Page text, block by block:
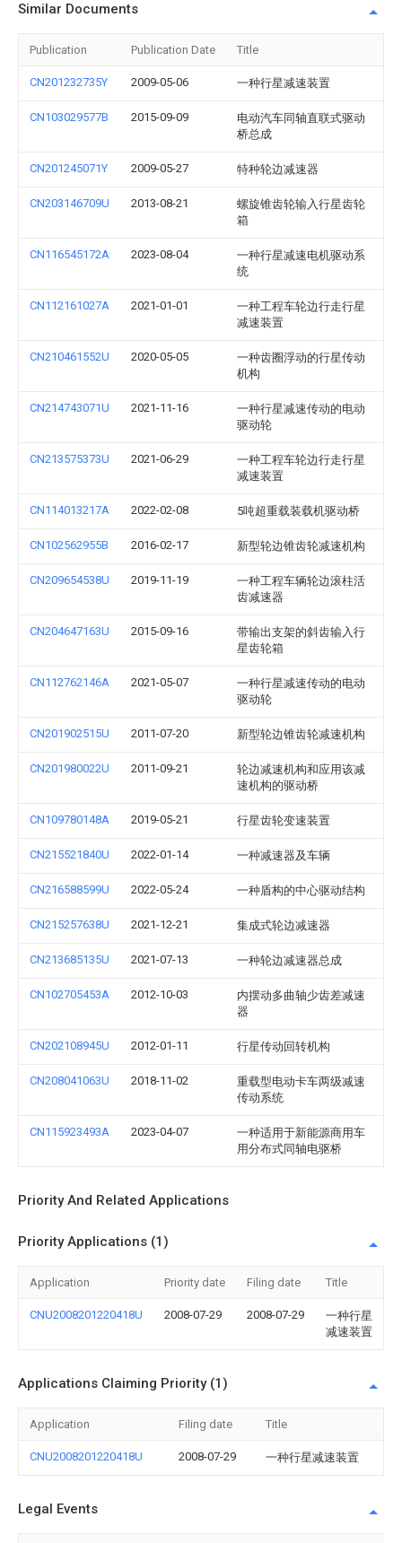
Similar Documents
Publication Publication Date Title
CN201232735Y 2009-05-06 一种行星减速装置
CN103029577B 2015-09-09
电动汽车同轴直联式驱动
桥总成
CN201245071Y 2009-05-27 特种轮边减速器
CN203146709U 2013-08-21
螺旋锥齿轮输入行星齿轮
箱
CN116545172A 2023-08-04
一种行星减速电机驱动系
统
CN112161027A 2021-01-01
一种工程车轮边行走行星
减速装置
CN210461552U 2020-05-05
一种齿圈浮动的行星传动
机构
CN214743071U 2021-11-16
一种行星减速传动的电动
驱动轮
CN213575373U 2021-06-29
一种工程车轮边行走行星
减速装置
CN114013217A 2022-02-08 5吨超重载装载机驱动桥
CN102562955B 2016-02-17 新型轮边锥齿轮减速机构
CN209654538U 2019-11-19
一种工程车辆轮边滚柱活
齿减速器
CN204647163U 2015-09-16
带输出支架的斜齿输入行
星齿轮箱
CN112762146A 2021-05-07
一种行星减速传动的电动
驱动轮
CN201902515U 2011-07-20 新型轮边锥齿轮减速机构
CN201980022U 2011-09-21
轮边减速机构和应用该减
速机构的驱动桥
CN109780148A 2019-05-21 行星齿轮变速装置
CN215521840U 2022-01-14 一种减速器及车辆
CN216588599U 2022-05-24 一种盾构的中心驱动结构
CN215257638U 2021-12-21 集成式轮边减速器
CN213685135U 2021-07-13 一种轮边减速器总成
CN102705453A 2012-10-03
内摆动多曲轴少齿差减速
器
CN202108945U 2012-01-11 行星传动回转机构
CN208041063U 2018-11-02
重载型电动卡车两级减速
传动系统
CN115923493A 2023-04-07
一种适用于新能源商用车
用分布式同轴电驱桥
Priority And Related Applications
Priority Applications (1)
Application Priority date Filing date Title
CNU2008201220418U 2008-07-29 2008-07-29
一种行星
减速装置
Applications Claiming Priority (1)
Application Filing date Title
CNU2008201220418U 2008-07-29 一种行星减速装置
Legal Events